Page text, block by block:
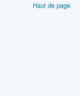
Haut de page